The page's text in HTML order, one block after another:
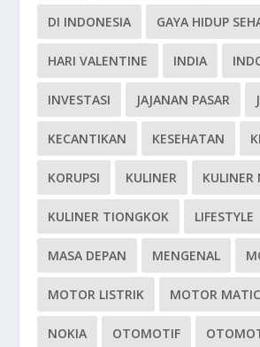
DI INDONESIA GAYA HIDUP
HARI VALENTINE INDIA
INVESTASI JAJANAN PASAR
KECANTIKAN KESEHATAN
KORUPSI KULINER KULINER
KULINER TIONGKOK LIFESTYLE
MASA DEPAN MENGENAL
MOTOR LISTRIK MOTOR MATIC
NOKIA OTOMOTIF